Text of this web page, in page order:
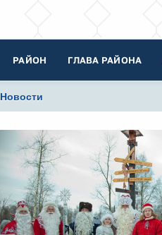
РАЙОН ГЛАВА РАЙОНА
Новости